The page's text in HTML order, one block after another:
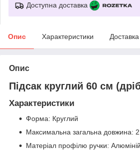
Доступна доставка
Опис Характеристики Доставка
Опис
Підсак круглий 60 см
Характеристики
Форма: Круглий
Максимальна загальна довжина:
Матеріал профілю ручки: Алюміній